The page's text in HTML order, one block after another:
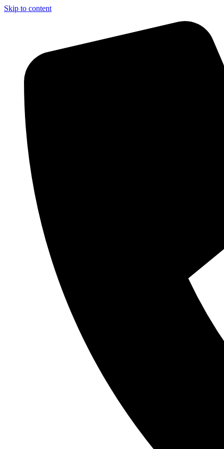
Skip to content